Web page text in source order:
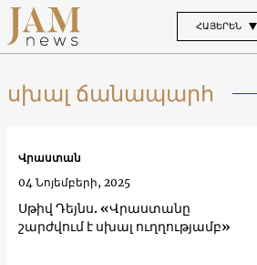
ՀԱՅԵՐԵՆ
սխալ ճանապարհ
Սթիվ Դեյնս. «Վրաստանը
շարժվում է սխալ ուղղությամբ»
Վրաստան
04 Նոյեմբերի, 2025